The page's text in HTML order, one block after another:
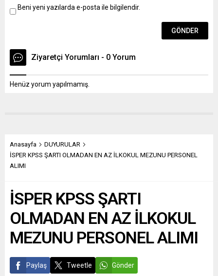
Beni yeni yazılarda e-posta ile bilgilendir.
Ziyaretçi Yorumları - 0 Yorum
Henüz yorum yapılmamış.
Anasayfa
DUYURULAR
İSPER KPSS ŞARTI OLMADAN EN AZ İLKOKUL MEZUNU PERSONEL
ALIMI
İSPER KPSS ŞARTI
OLMADAN EN AZ İLKOKUL
MEZUNU PERSONEL ALIMI
Paylaş Tweetle Gönder